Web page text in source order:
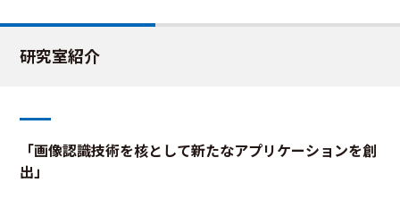
研究室紹介
「画像認識技術を核として新たなアプリケーションを創
出」